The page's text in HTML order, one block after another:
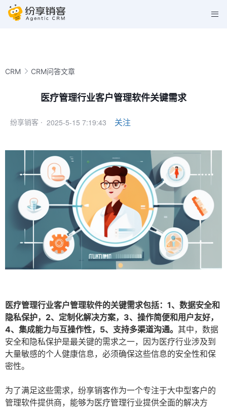
CRM CRM问答文章
医疗管理行业客户管理软件关键需求
纷享销客 · 2025-5-15 7:19:43 关注
医疗管理行业客户管理软件的关键需求包括：1、数据安全和
隐私保护，2、定制化解决方案，3、操作简便和用户友好，
4、集成能力与互操作性，5、支持多渠道沟通。 其中，数据
安全和隐私保护是最关键的需求之一，因为医疗行业涉及到
大量敏感的个人健康信息，必须确保这些信息的安全性和保
密性。
为了满足这些需求，纷享销客作为一个专注于大中型客户的
管理软件提供商，能够为医疗管理行业提供全面的解决方